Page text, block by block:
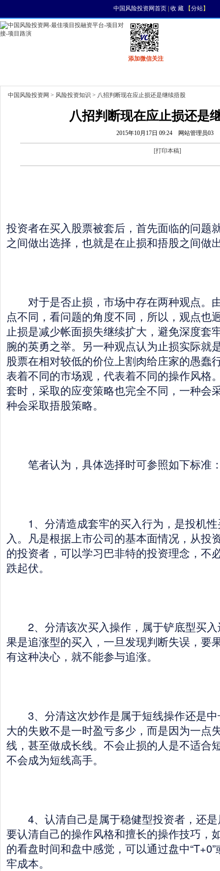
中国风险投资网首页| 收 藏【分站】
添加微信关注
中国风险投资网 > 风险投资知识 > 八招判断现在应止损还是继续捂股
八招判断现在应止损还是
2015年10月17日 09:24 网站管理员03
[打印本稿]
投资者在买入股票被套后，首先面临的问题
之间做出选择，也就是在止损和捂股之间做
对于是否止损，市场中存在两种观点。
点不同，看问题的角度不同，所以，观点也
止损是减少帐面损失继续扩大，避免深度套
腕的英勇之举。另一种观点认为止损实际就
股票在相对较低的价位上割肉给庄家的愚蠢
表着不同的市场观，代表着不同的操作风格
套时，采取的应变策略也完全不同，一种会
种会采取捂股策略。
笔者认为，具体选择时可参照如下标准
1、分清造成套牢的买入行为，是投机性
入。凡是根据上市公司的基本面情况，从投
的投资者，可以学习巴非特的投资理念，不
跌起伏。
2、分清该次买入操作，属于铲底型买入
果是追涨型的买入，一旦发现判断失误，要
有这种决心，就不能参与追涨。
3、分清这次炒作是属于短线操作还是中
大的失败不是一时盈亏多少，而是因为一点
线，甚至做成长线。不会止损的人是不适合
不会成为短线高手。
4、认清自己是属于稳健型投资者，还是
要认清自己的操作风格和擅长的操作技巧，
的看盘时间和盘中感觉，可以通过盘中
牢成本。